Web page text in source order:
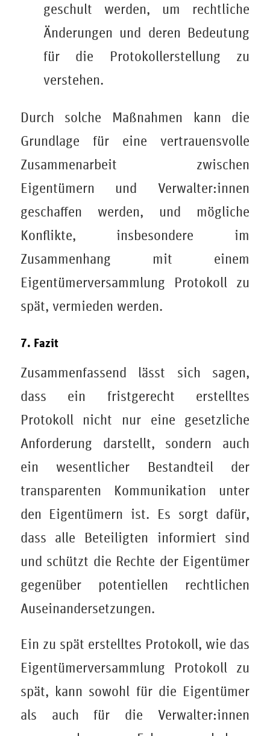
geschult werden, um rechtliche
Änderungen und deren Bedeutung
für die Protokollerstellung zu
verstehen.
Durch solche Maßnahmen kann die
Grundlage für eine vertrauensvolle
Zusammenarbeit zwischen
Eigentümern und Verwalter:innen
geschaffen werden, und mögliche
Konflikte, insbesondere im
Zusammenhang mit einem
Eigentümerversammlung Protokoll zu
spät, vermieden werden.
7. Fazit
Zusammenfassend lässt sich sagen,
dass ein fristgerecht erstelltes
Protokoll nicht nur eine gesetzliche
Anforderung darstellt, sondern auch
ein wesentlicher Bestandteil der
transparenten Kommunikation unter
den Eigentümern ist. Es sorgt dafür,
dass alle Beteiligten informiert sind
und schützt die Rechte der Eigentümer
gegenüber potentiellen rechtlichen
Auseinandersetzungen.
Ein zu spät erstelltes Protokoll, wie das
Eigentümerversammlung Protokoll zu
spät, kann sowohl für die Eigentümer
als auch für die Verwalter:innen